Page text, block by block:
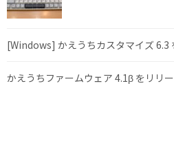
[Windows] かえうちカスタマイズ 6.3
かえうちファームウェア 4.1β をリリ